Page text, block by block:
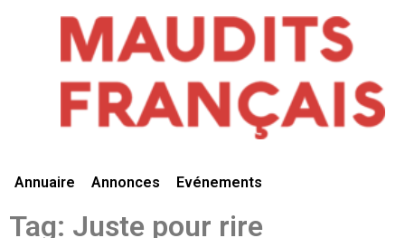
Annuaire Annonces Evénements
Tag: Juste pour rire